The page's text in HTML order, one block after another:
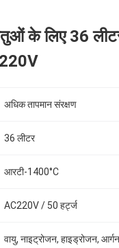
के लिए 36
अधिक तापमान संरक्षण
36 लीटर
आरटी-1400°C
AC220V / 50 हर्ट्ज
वायु, नाइट्रोजन, हाइड्रोजन,